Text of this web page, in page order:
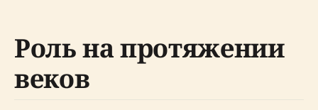
Роль на протяжении
веков